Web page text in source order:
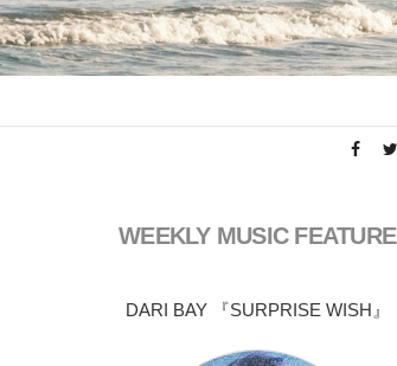
WEEKLY MUSIC FEATURE
DARI BAY 『SURPRISE WISH』